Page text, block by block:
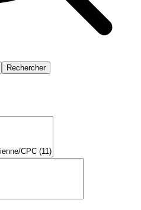
Rechercher